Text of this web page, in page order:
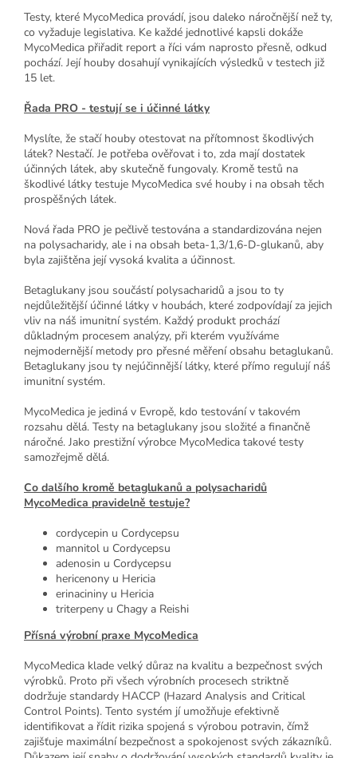
Testy, které MycoMedica provádí, jsou daleko náročnější než ty,
co vyžaduje legislativa. Ke každé jednotlivé kapsli dokáže
MycoMedica přiřadit report a říci vám naprosto přesně, odkud
pochází. Její houby dosahují vynikajících výsledků v testech již
15 let.
Řada PRO - testují se i účinné látky
Myslíte, že stačí houby otestovat na přítomnost škodlivých
látek? Nestačí. Je potřeba ověřovat i to, zda mají dostatek
účinných látek, aby skutečně fungovaly. Kromě testů na
škodlivé látky testuje MycoMedica své houby i na obsah těch
prospěšných látek.
Nová řada PRO je pečlivě testována a standardizována nejen
na polysacharidy, ale i na obsah beta-1,3/1,6-D-glukanů, aby
byla zajištěna její vysoká kvalita a účinnost.
Betaglukany jsou součástí polysacharidů a jsou to ty
nejdůležitější účinné látky v houbách, které zodpovídají za jejich
vliv na náš imunitní systém. Každý produkt prochází
důkladným procesem analýzy, při kterém využíváme
nejmodernější metody pro přesné měření obsahu betaglukanů.
Betaglukany jsou ty nejúčinnější látky, které přímo regulují náš
imunitní systém.
MycoMedica je jediná v Evropě, kdo testování v takovém
rozsahu dělá. Testy na betaglukany jsou složité a finančně
náročné. Jako prestižní výrobce MycoMedica takové testy
samozřejmě dělá.
Co dalšího kromě betaglukanů a polysacharidů
MycoMedica pravidelně testuje?
cordycepin u Cordycepsu
mannitol u Cordycepsu
adenosin u Cordycepsu
hericenony u Hericia
erinacininy u Hericia
triterpeny u Chagy a Reishi
Přísná výrobní praxe MycoMedica
MycoMedica klade velký důraz na kvalitu a bezpečnost svých
výrobků. Proto při všech výrobních procesech striktně
dodržuje standardy HACCP (Hazard Analysis and Critical
Control Points). Tento systém jí umožňuje efektivně
identifikovat a řídit rizika spojená s výrobou potravin, čímž
zajišťuje maximální bezpečnost a spokojenost svých zákazníků.